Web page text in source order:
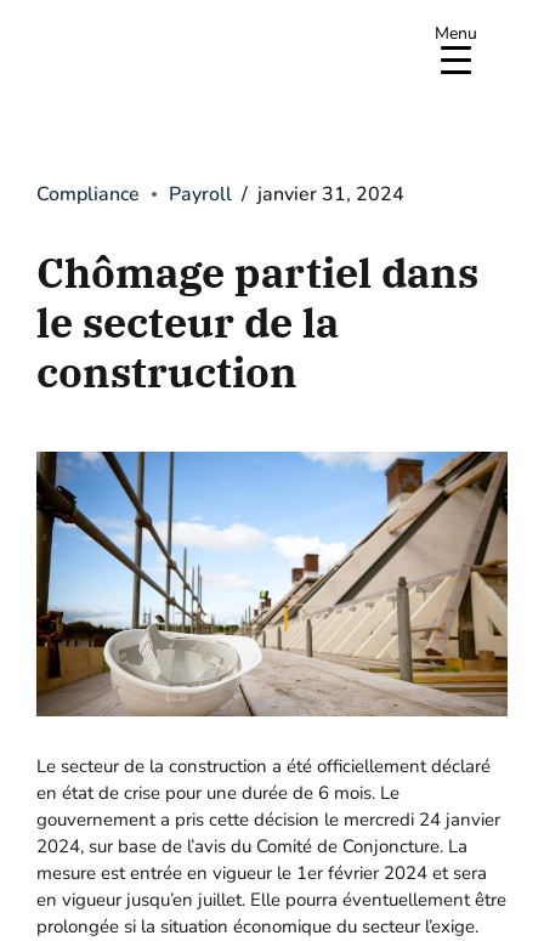
Menu
Compliance Payroll janvier 31, 2024
Chômage partiel dans
le secteur de la
construction
Le secteur de la construction a été officiellement déclaré
en état de crise pour une durée de 6 mois. Le
gouvernement a pris cette décision le mercredi 24 janvier
2024, sur base de l’avis du Comité de Conjoncture. La
mesure est entrée en vigueur le 1er février 2024 et sera
en vigueur jusqu’en juillet. Elle pourra éventuellement être
prolongée si la situation économique du secteur l’exige.